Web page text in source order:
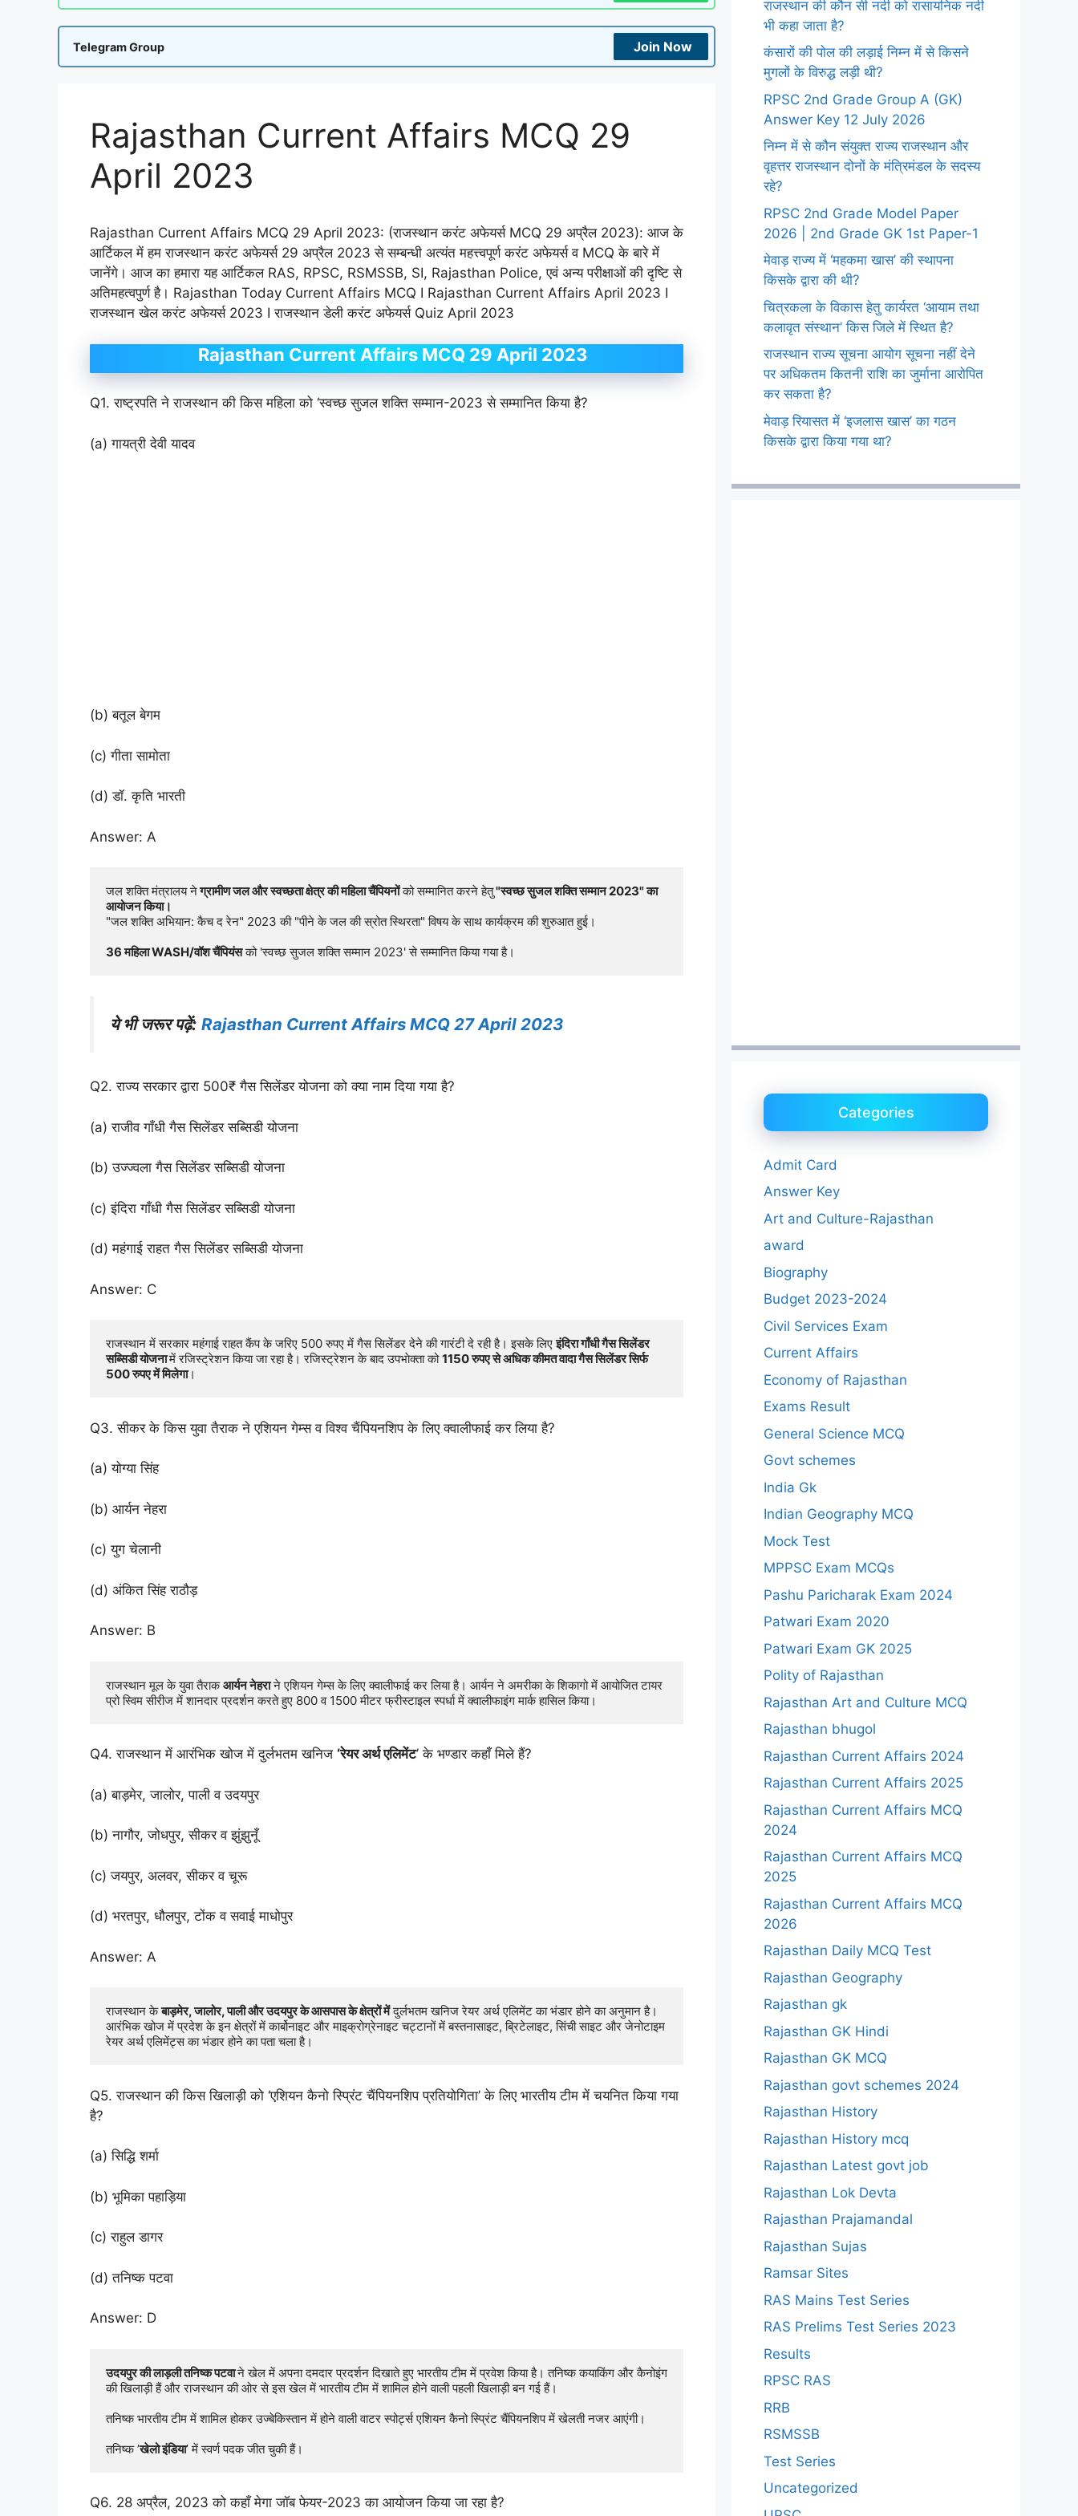
Telegram Group Join Now
Rajasthan Current Affairs MCQ 29
April 2023
Rajasthan Current Affairs MCQ 29 April 2023: (राजस्थान करंट अफेयर्स MCQ 29 अप्रैल 2023): आज के
आर्टिकल में हम राजस्थान करंट अफेयर्स 29 अप्रैल 2023 से सम्बन्धी अत्यंत महत्त्वपूर्ण करंट अफेयर्स व MCQ के बारे में
जानेंगे। आज का हमारा यह आर्टिकल RAS, RPSC, RSMSSB, SI, Rajasthan Police, एवं अन्य परीक्षाओं की दृष्टि से
अतिमहत्वपुर्ण है। Rajasthan Today Current Affairs MCQ I Rajasthan Current Affairs April 2023 I
राजस्थान खेल करंट अफेयर्स 2023 I राजस्थान डेली करंट अफेयर्स Quiz April 2023
Rajasthan Current Affairs MCQ 29 April 2023
Q1. राष्ट्रपति ने राजस्थान की किस महिला को ‘स्वच्छ सुजल शक्ति सम्मान-2023 से सम्मानित किया है?
(a) गायत्री देवी यादव
(b) बतूल बेगम
(c) गीता सामोता
(d) डॉ. कृति भारती
Answer: A
जल शक्ति मंत्रालय ने ग्रामीण जल और स्वच्छता क्षेत्र की महिला चैंपियनों को सम्मानित करने हेतु "स्वच्छ सुजल शक्ति सम्मान 2023" का
आयोजन किया।
"जल शक्ति अभियान: कैच द रेन" 2023 की "पीने ​​के जल की स्रोत स्थिरता" विषय के साथ कार्यक्रम की शुरुआत हुई।
36 महिला WASH/वॉश चैंपियंस को 'स्वच्छ सुजल शक्ति सम्मान 2023' से सम्मानित किया गया है।
ये भी जरूर पढ़ें: Rajasthan Current Affairs MCQ 27 April 2023
Q2. राज्य सरकार द्वारा 500₹ गैस सिलेंडर योजना को क्या नाम दिया गया है?
(a) राजीव गाँधी गैस सिलेंडर सब्सिडी योजना
(b) उज्ज्वला गैस सिलेंडर सब्सिडी योजना
(c) इंदिरा गाँधी गैस सिलेंडर सब्सिडी योजना
(d) महंगाई राहत गैस सिलेंडर सब्सिडी योजना
Answer: C
राजस्थान में सरकार महंगाई राहत कैंप के जरिए 500 रुपए में गैस सिलेंडर देने की गारंटी दे रही है। इसके लिए इंदिरा गाँधी गैस सिलेंडर
सब्सिडी योजना में रजिस्ट्रेशन किया जा रहा है। रजिस्ट्रेशन के बाद उपभाेक्ता को ​1150 रुपए से अधिक कीमत वादा गैस सिलेंडर सिर्फ
500 रुपए में मिलेगा।
Q3. सीकर के किस युवा तैराक ने एशियन गेम्स व विश्व चैंपियनशिप के लिए क्वालीफाई कर लिया है?
(a) योग्या सिंह
(b) आर्यन नेहरा
(c) युग चेलानी
(d) अंकित सिंह राठौड़
Answer: B
राजस्थान मूल के युवा तैराक आर्यन नेहरा ने एशियन गेम्स के लिए क्वालीफाई कर लिया है। आर्यन ने अमरीका के शिकागो में आयोजित टायर
प्रो स्विम सीरीज में शानदार प्रदर्शन करते हुए 800 व 1500 मीटर फ्रीस्टाइल स्पर्धा में क्वालीफाइंग मार्क हासिल किया।
Q4. राजस्थान में आरंभिक खोज में दुर्लभतम खनिज ‘रेयर अर्थ एलिमेंट’ के भण्डार कहाँ मिले हैं?
(a) बाड़मेर, जालोर, पाली व उदयपुर
(b) नागौर, जोधपुर, सीकर व झुंझुनूँ
(c) जयपुर, अलवर, सीकर व चूरू
(d) भरतपुर, धौलपुर, टोंक व सवाई माधोपुर
Answer: A
राजस्थान के बाड़मेर, जालोर, पाली और उदयपुर के आसपास के क्षेत्रों में दुर्लभतम खनिज रेयर अर्थ एलिमेंट का भंडार होने का अनुमान है।
आरंभिक खोज में प्रदेश के इन क्षेत्रों में कार्बोनाइट और माइक्रोग्रेनाइट चट्टानों में बस्तनासाइट, ब्रिटेलाइट, सिंची साइट और जेनोटाइम
रेयर अर्थ एलिमेंट्स का भंडार होने का पता चला है।
Q5. राजस्थान की किस खिलाड़ी को ‘एशियन कैनो स्प्रिंट चैंपियनशिप प्रतियोगिता’ के लिए भारतीय टीम में चयनित किया गया
है?
(a) सिद्धि शर्मा
(b) भूमिका पहाड़िया
(c) राहुल डागर
(d) तनिष्क पटवा
Answer: D
उदयपुर की लाड़ली तनिष्क पटवा ने खेल में अपना दमदार प्रदर्शन दिखाते हुए भारतीय टीम में प्रवेश किया है। तनिष्क कयाकिंग और कैनोइंग
की खिलाड़ी हैं और राजस्थान की ओर से इस खेल में भारतीय टीम में शामिल होने वाली पहली खिलाड़ी बन गई हैं।
तनिष्क भारतीय टीम में शामिल होकर उज्बेकिस्तान में होने वाली वाटर स्पोर्ट्स एशियन कैनो स्प्रिंट चैंपियनशिप में खेलती नजर आएंगी।
तनिष्क ’खेलो इंडिया’ में स्वर्ण पदक जीत चुकी हैं।
Q6. 28 अप्रैल, 2023 को कहाँ मेगा जॉब फेयर-2023 का आयोजन किया जा रहा है?
राजस्थान की कौन सी नदी को रासायनिक नदी
भी कहा जाता है?
कंसारों की पोल की लड़ाई निम्न में से किसने
मुगलों के विरुद्ध लड़ी थी?
RPSC 2nd Grade Group A (GK)
Answer Key 12 July 2026
निम्न में से कौन संयुक्त राज्य राजस्थान और
वृहत्तर राजस्थान दोनों के मंत्रिमंडल के सदस्य
रहे?
RPSC 2nd Grade Model Paper
2026 | 2nd Grade GK 1st Paper-1
मेवाड़ राज्य में ‘महकमा खास’ की स्थापना
किसके द्वारा की थी?
चित्रकला के विकास हेतु कार्यरत ‘आयाम तथा
कलावृत संस्थान’ किस जिले में स्थित है?
राजस्थान राज्य सूचना आयोग सूचना नहीं देने
पर अधिकतम कितनी राशि का जुर्माना आरोपित
कर सकता है?
मेवाड़ रियासत में ‘इजलास खास’ का गठन
किसके द्वारा किया गया था?
Categories
Admit Card
Answer Key
Art and Culture-Rajasthan
award
Biography
Budget 2023-2024
Civil Services Exam
Current Affairs
Economy of Rajasthan
Exams Result
General Science MCQ
Govt schemes
India Gk
Indian Geography MCQ
Mock Test
MPPSC Exam MCQs
Pashu Paricharak Exam 2024
Patwari Exam 2020
Patwari Exam GK 2025
Polity of Rajasthan
Rajasthan Art and Culture MCQ
Rajasthan bhugol
Rajasthan Current Affairs 2024
Rajasthan Current Affairs 2025
Rajasthan Current Affairs MCQ
2024
Rajasthan Current Affairs MCQ
2025
Rajasthan Current Affairs MCQ
2026
Rajasthan Daily MCQ Test
Rajasthan Geography
Rajasthan gk
Rajasthan GK Hindi
Rajasthan GK MCQ
Rajasthan govt schemes 2024
Rajasthan History
Rajasthan History mcq
Rajasthan Latest govt job
Rajasthan Lok Devta
Rajasthan Prajamandal
Rajasthan Sujas
Ramsar Sites
RAS Mains Test Series
RAS Prelims Test Series 2023
Results
RPSC RAS
RRB
RSMSSB
Test Series
Uncategorized